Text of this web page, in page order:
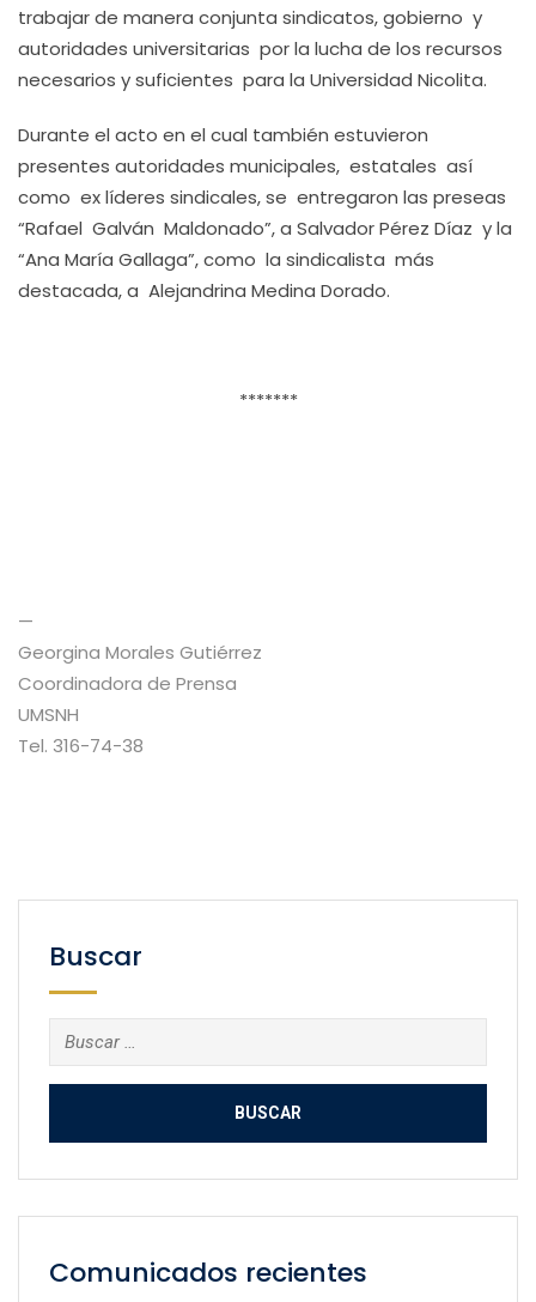
trabajar de manera conjunta sindicatos, gobierno y
autoridades universitarias por la lucha de los recursos
necesarios y suficientes para la Universidad Nicolita.
Durante el acto en el cual también estuvieron
presentes autoridades municipales, estatales así
como ex líderes sindicales, se entregaron las preseas
“Rafael Galván Maldonado”, a Salvador Pérez Díaz y la
“Ana María Gallaga”, como la sindicalista más
destacada, a Alejandrina Medina Dorado.
*******
—
Georgina Morales Gutiérrez
Coordinadora de Prensa
UMSNH
Tel. 316-74-38
Buscar
Buscar:
Comunicados recientes